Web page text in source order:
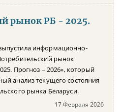
рынок РБ - 2025.
информационно-
рынок
Прогноз – 2026», который
анализ текущего состояния
рынка Беларуси.
17 Февраля 2026